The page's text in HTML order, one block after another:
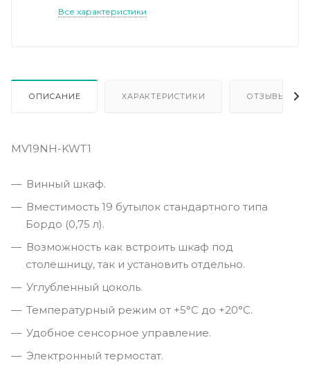
Все характеристики
ОПИСАНИЕ ХАРАКТЕРИСТИКИ ОТЗЫВЫ
MV19NH-KWT1
Винный шкаф.
Вместимость 19 бутылок стандартного типа
Бордо (0,75 л).
Возможность как встроить шкаф под
столешницу, так и установить отдельно.
Углубленный цоколь.
Температурный режим от +5°C до +20°C.
Удобное сенсорное управление.
Электронный термостат.